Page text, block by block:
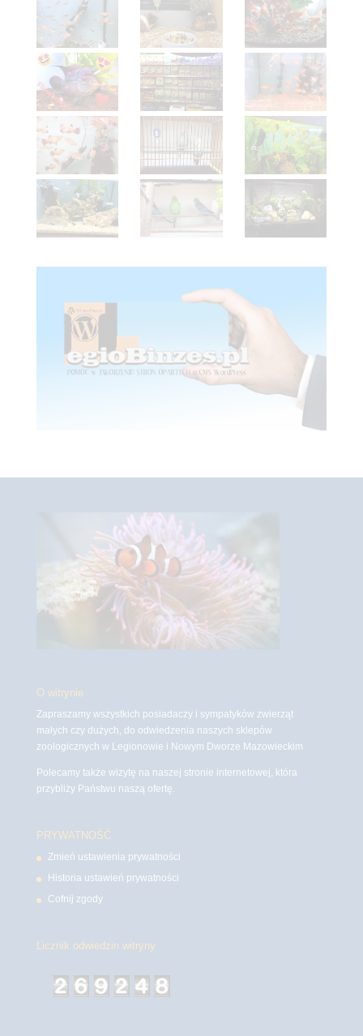
O witrynie
Zapraszamy wszystkich posiadaczy i sympatyków zwierząt
małych czy dużych, do odwiedzenia naszych sklepów
zoologicznych w Legionowie i Nowym Dworze Mazowieckim
Polecamy także wizytę na naszej stronie internetowej, która
przybliży Państwu naszą ofertę.
PRYWATNOŚĆ
Zmień ustawienia prywatności
Historia ustawień prywatności
Cofnij zgody
Licznik odwiedzin witryny